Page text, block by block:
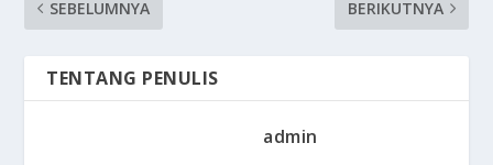
SEBELUMNYA
BERIKUTNYA
TENTANG PENULIS
admin